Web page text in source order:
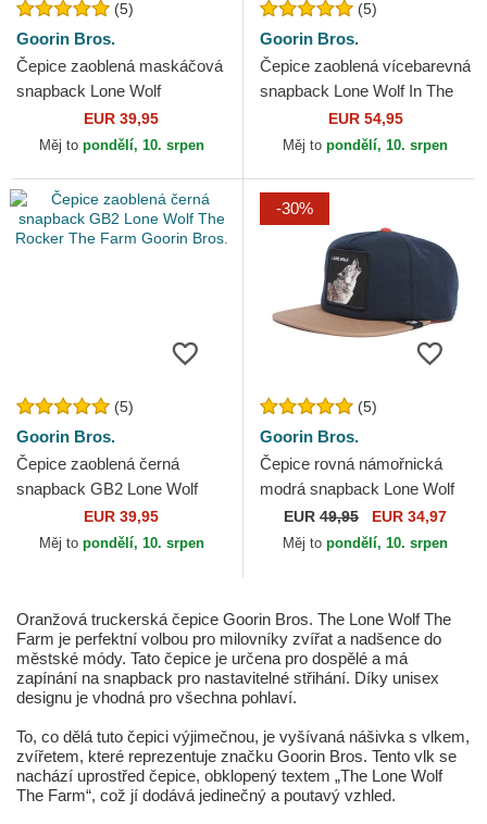
(5)
Goorin Bros.
Čepice zaoblená maskáčová
snapback Lone Wolf
Camouflage Seasonal Real
Tree The Farm Goorin Bros.
EUR 39,95
Měj to pondělí, 10. srpen
(5)
Goorin Bros.
Čepice zaoblená vícebarevná
snapback Lone Wolf In The
Element The Farm Goorin
Bros.
EUR 54,95
Měj to pondělí, 10. srpen
(5)
Goorin Bros.
Čepice zaoblená černá
snapback GB2 Lone Wolf
The Rocker The Farm Goorin
Bros.
EUR 39,95
Měj to pondělí, 10. srpen
-30%
(5)
Goorin Bros.
Čepice rovná námořnická
modrá snapback Lone Wolf
One Pack The Farm Flats
The Farm Goorin Bros.
EUR 49,95 EUR 34,97
Měj to pondělí, 10. srpen
Oranžová truckerská čepice Goorin Bros. The Lone Wolf The
Farm je perfektní volbou pro milovníky zvířat a nadšence do
městské módy. Tato čepice je určena pro dospělé a má
zapínání na snapback pro nastavitelné střihání. Díky unisex
designu je vhodná pro všechna pohlaví.
To, co dělá tuto čepici výjimečnou, je vyšívaná nášivka s vlkem,
zvířetem, které reprezentuje značku Goorin Bros. Tento vlk se
nachází uprostřed čepice, obklopený textem „The Lone Wolf
The Farm“, což jí dodává jedinečný a poutavý vzhled.